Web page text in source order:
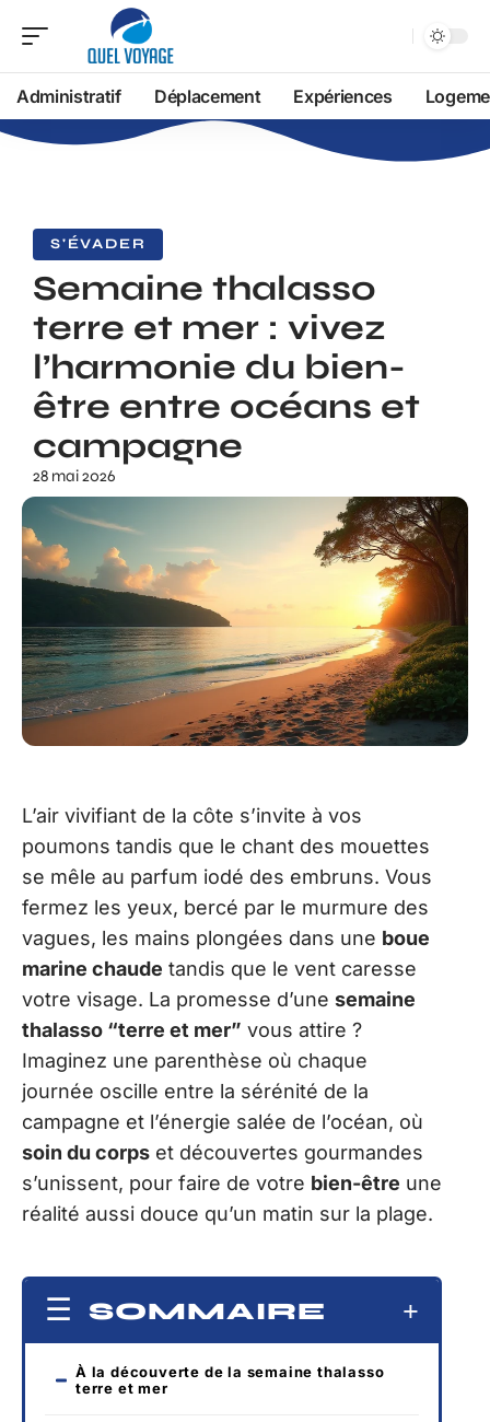
Administratif Déplacement Expériences
S'ÉVADER
Semaine thalasso
terre et mer : vivez
l’harmonie du bien-
être entre océans et
campagne
28 mai 2026
L’air vivifiant de la côte s’invite à vos
poumons tandis que le chant des mouettes
se mêle au parfum iodé des embruns. Vous
fermez les yeux, bercé par le murmure des
vagues, les mains plongées dans une boue
marine chaude tandis que le vent caresse
votre visage. La promesse d’une semaine
thalasso “terre et mer” vous attire ?
Imaginez une parenthèse où chaque
journée oscille entre la sérénité de la
campagne et l’énergie salée de l’océan, où
soin du corps et découvertes gourmandes
s’unissent, pour faire de votre bien-être une
réalité aussi douce qu’un matin sur la plage.
SOMMAIRE
À la découverte de la semaine thalasso
terre et mer